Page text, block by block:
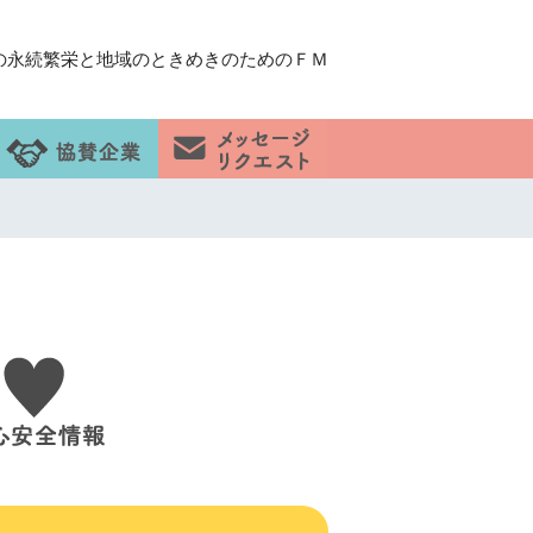
永続繁栄と地域のときめきのためのＦＭ